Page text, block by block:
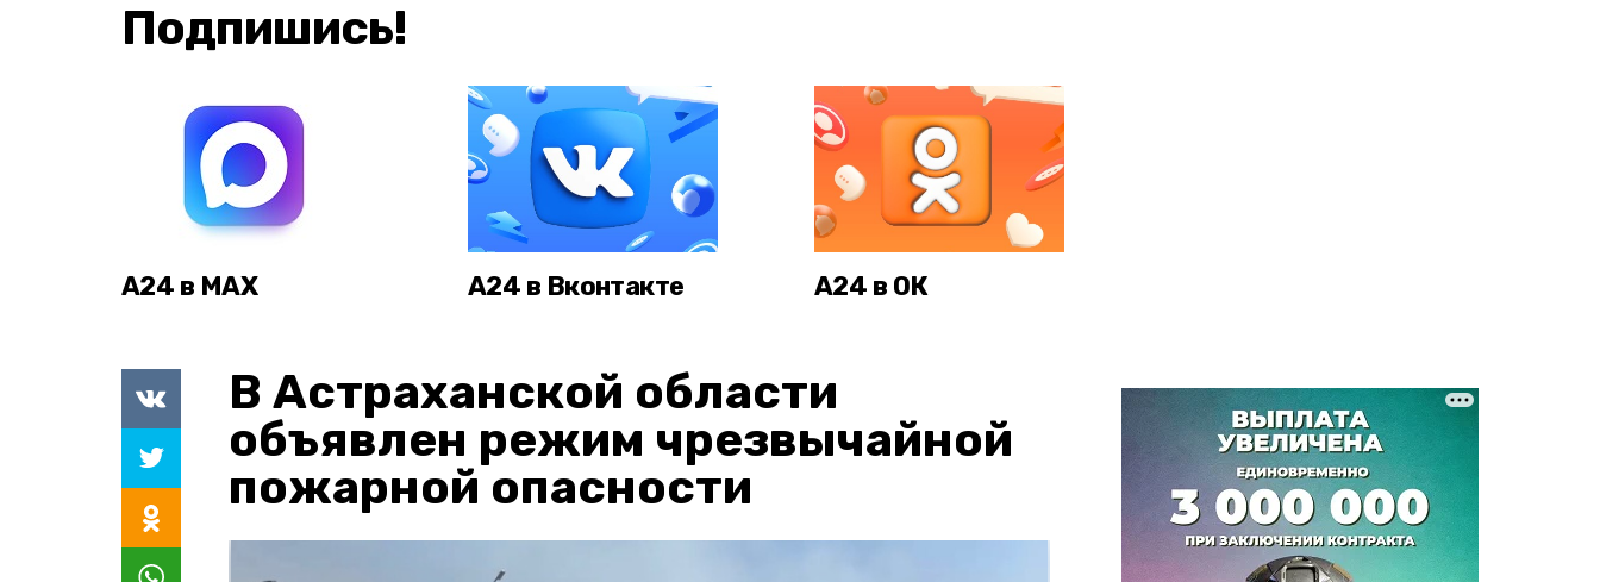
Подпишись!
А24 в MAX А24 в Вконтакте А24 в ОК
В Астраханской области
объявлен режим чрезвычайной
пожарной опасности